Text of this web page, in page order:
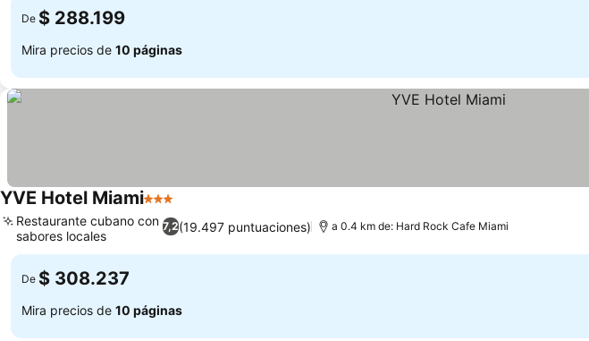
De $ 288.199
Mira precios de 10 páginas
YVE Hotel Miami3 Estrellas
7,2(19.497 puntuaciones)
Restaurante cubano con
sabores locales
a 0.4 km de: Hard Rock Cafe Miami
De $ 308.237
Mira precios de 10 páginas